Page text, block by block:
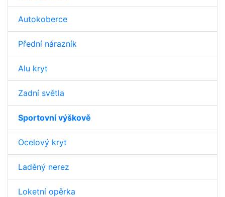
Autokoberce
Přední nárazník
Alu kryt
Zadní světla
Sportovní výškově
Ocelový kryt
Laděný nerez
Loketní opěrka